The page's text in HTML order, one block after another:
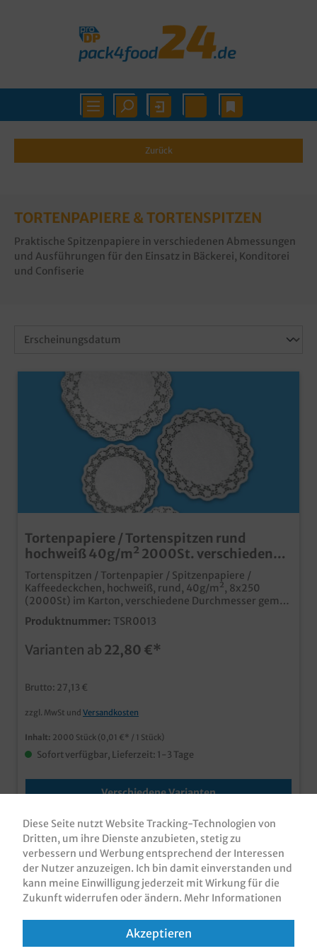
Zurück
TORTENPAPIERE & TORTENSPITZEN
Praktische Spitzenpapiere in verschiedenen Abmessungen
und Ausführungen für den Einsatz in Bäckerei, Konditorei
und Confiserie
Tortenpapiere / Tortenspitzen rund
hochweiß 40g/m² 2000St. verschiedene
Größen
Tortenspitzen / Tortenpapier / Spitzenpapiere /
Kaffeedeckchen, hochweiß, rund, 40g/m², 8x250
(2000St) im Karton, verschiedene Durchmesser gemäß
Auswahlpraktische Spitzendecken aus Papierideal für
Restaurant, Café, Hotel, Catering, usw.Papier aus
Großverbraucherkarton
Produktnummer: TSR0013
Varianten ab 22,80 €*
Brutto: 27,13 €
zzgl. MwSt und Versandkosten
Inhalt: 2000 Stück (0,01 €* / 1 Stück)
Sofort verfügbar, Lieferzeit: 1-3 Tage
Verschiedene Varianten
Diese Seite nutzt Website Tracking-Technologien von
Dritten, um ihre Dienste anzubieten, stetig zu
verbessern und Werbung entsprechend der Interessen
der Nutzer anzuzeigen. Ich bin damit einverstanden und
kann meine Einwilligung jederzeit mit Wirkung für die
Zukunft widerrufen oder ändern. Mehr Informationen
Akzeptieren